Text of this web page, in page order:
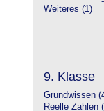
Weiteres (1)
9. Klasse
Grundwissen
Reelle Zahlen